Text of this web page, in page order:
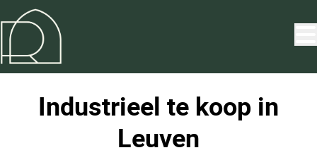
Ga naar hoofdinhoud
Industrieel te koop in
Leuven